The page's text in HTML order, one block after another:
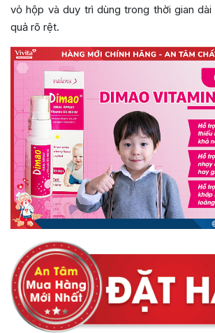
vỏ hộp và duy trì dùng trong thời gian dài
quả rõ rệt.